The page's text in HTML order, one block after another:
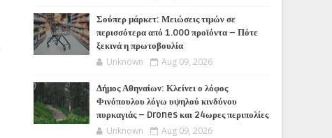
Σούπερ μάρκετ: Μειώσεις τιμών σε
περισσότερα από 1.000 προϊόντα – Πότε
ξεκινά η πρωτοβουλία
Unknown Aug 09, 2026
Δήμος Αθηναίων: Κλείνει ο λόφος
Φινόπουλου λόγω υψηλού κινδύνου
πυρκαγιάς – Drones και 24ωρες περιπολίες
Unknown Aug 09, 2026